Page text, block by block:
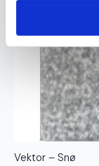
Vektor – Snø